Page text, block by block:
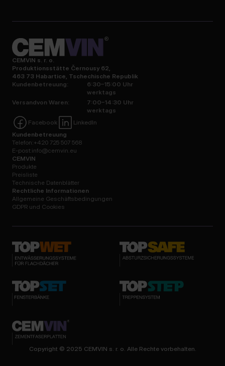
CEMVIN s. r. o.
Produktionsstätte Černousy 62,
463 73 Habartice, Tschechische Republik
Kundenbetreuung:
6:30–15:00 Uhr
werktags
Versandvon Waren:
7:00–14:30 Uhr
werktags
Facebook
LinkedIn
Kundenbetreuung
Telefon:+420 725 507 568
E-post:info@cemvin.eu
CEMVIN
Produkte
Preisliste
Technische Datenblätter
Rechtliche Informationen
Allgemeine Geschäftsbedingungen
GDPR und Cookies
Copyright © 2025 CEMVIN s. r. o. Alle Rechte vorbehalten.